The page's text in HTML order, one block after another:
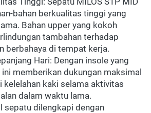
bahan berkualitas tinggi yang
Bahan upper yang kokoh
tambahan terhadap
berbahaya di tempat kerja.
Hari: Dengan insole yang
ini memberikan dukungan maksimal
kelelahan kaki selama aktivitas
dalam waktu lama.
sepatu dilengkapi dengan